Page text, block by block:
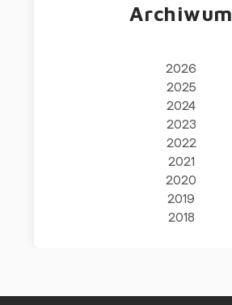
Archiwum
2026
2025
2024
2023
2022
2021
2020
2019
2018